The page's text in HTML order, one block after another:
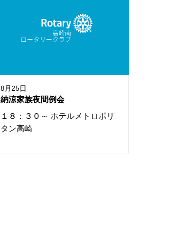
8月25日
納涼家族夜間例会
１８：３０～ ホテルメトロポリ
タン高崎